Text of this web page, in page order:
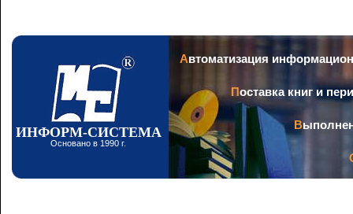
ИНФОРМ-СИСТЕМА
Основано в 1990 г.
Автоматизация
Поставка книг и